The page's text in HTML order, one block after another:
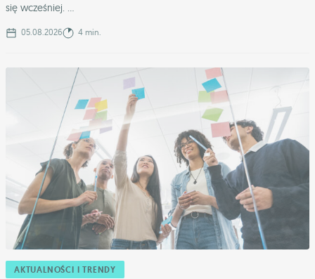
się wcześniej. ...
05.08.2026 4 min.
AKTUALNOŚCI I TRENDY